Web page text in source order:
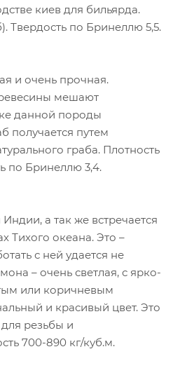
киев для бильярда.
Твердость по Бринеллю 5,5.
и очень прочная.
мешают
данной породы
получается путем
граба. Плотность
по Бринеллю 3,4.
а так же встречается
Тихого океана. Это –
с ней удается не
– очень светлая, с ярко-
или коричневым
и красивый цвет. Это
резьбы и
700-890 кг/куб.м.